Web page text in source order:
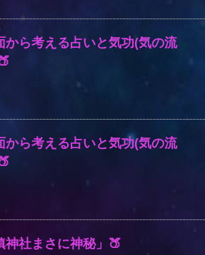
から考える占いと気功(気の流
から考える占いと気功(気の流
神社まさに神秘」🍑